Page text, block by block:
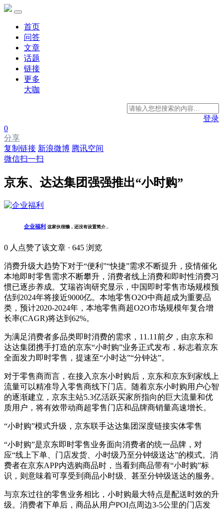
首页
问答
文章
话题
链接
更多
大咖
登录
0
分享
复制链接 新浪微博 腾讯空间
微信扫一扫
京东、达达集团强强推出“小时购”
企业福利 这家伙很懒，还没有设置简介...
0 人点赞了该文章 · 645 浏览
消费升级大趋势下对于“便利”“快捷”需求不断提升，疫情催化
本地即时零售需求不断攀升，消费者线上消费和即时性消费习
惯已逐步养成。艾瑞咨询研究显示，中国即时零售市场规模预
估到2024年将接近9000亿。本地零售O2O中商超成为重要品
类，预计2020-2024年，本地零售商超O2O市场规模年复合增
长率(CAGR)将达到62%。
为满足消费者多品类即时消费的需求，11.11前夕，由京东和
达达集团携手打造的京东“小时购”业务正式发布，标志着京东
全面发力即时零售，提速至“小时达”“分钟达”。
对于零售商而言，在接入京东小时购后，京东和京东到家线上
流量可以精准导入零售商线下门店。随着京东小时购用户心智
的逐渐建立，京东主站5.3亿活跃买家所指向的巨大流量和优
质用户，将有效带动商超零售门店和品牌商销量高速增长。
“小时购”模式升级，京东联手达达集团深度链接实体零售
“小时购”是京东即时零售业务面向消费者的统一品牌，对
应“线上下单、门店发货、小时级乃至分钟级送达”的模式。消
费者在京东APP内选购商品时，当看到商品带有“小时购”标
识，则意味着可享受到商品小时级、甚至分钟级送达的服务。
与京东过往的零售业务相比，小时购最大特点是配送时效的升
级。消费者下单后，商品从用户POI点周边3-5公里的门店发